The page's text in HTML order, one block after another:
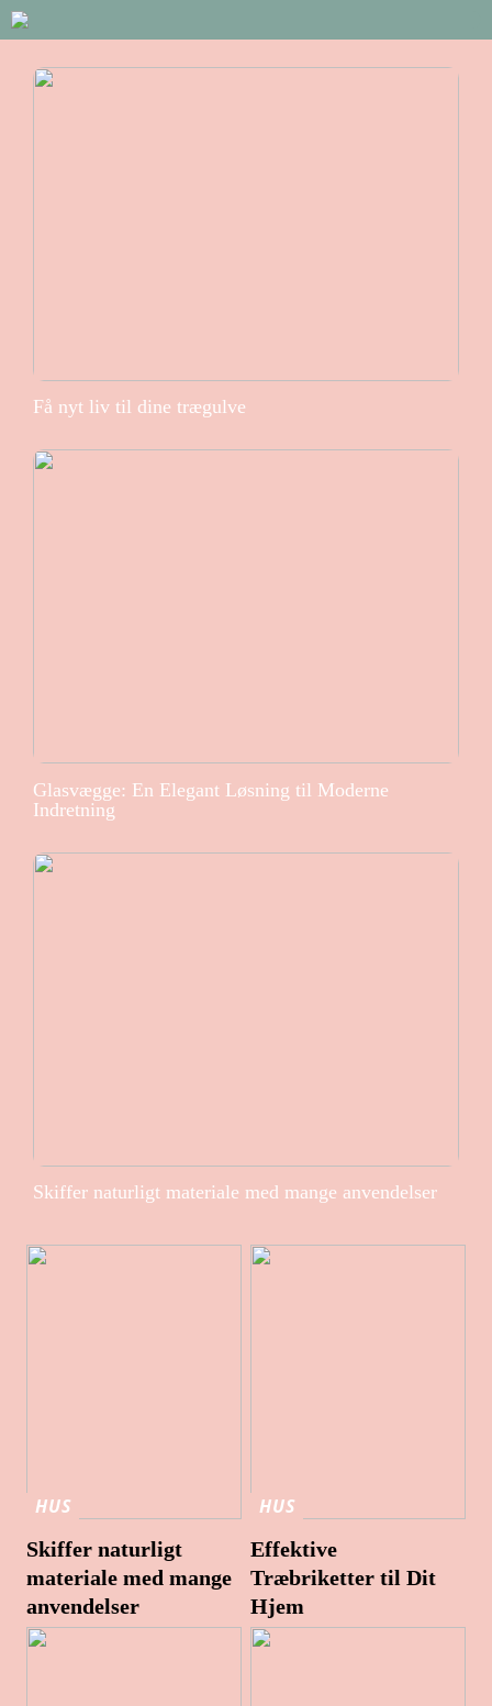
Få nyt liv til dine trægulve
Glasvægge: En Elegant Løsning til Moderne
Indretning
Skiffer naturligt materiale med mange anvendelser
HUS
Skiffer naturligt
materiale med mange
anvendelser
HUS
Effektive
Træbriketter til Dit
Hjem